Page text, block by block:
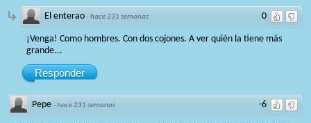
0
El enterao ·hace 231 semanas
¡Venga! Como hombres. Con dos cojones. A ver quién la tiene más
grande...
Responder
-6
Pepe ·hace 231 semanas